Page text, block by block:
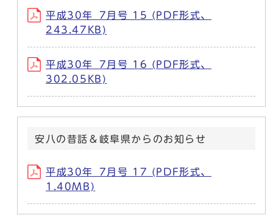
平成30年_7月号 15 (PDF形式、
243.47KB)
平成30年_7月号 16 (PDF形式、
302.05KB)
安八の昔話＆岐阜県からのお知らせ
平成30年_7月号 17 (PDF形式、
1.40MB)